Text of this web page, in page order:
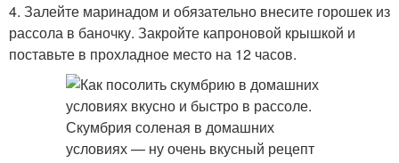
4. Залейте маринадом и обязательно внесите горошек из
рассола в баночку. Закройте капроновой крышкой и
поставьте в прохладное место на 12 часов.